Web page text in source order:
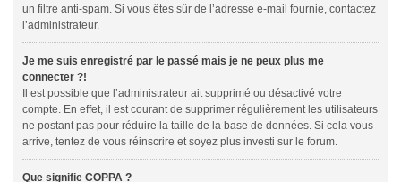
un filtre anti-spam. Si vous êtes sûr de l’adresse e-mail fournie, contactez
l’administrateur.
Je me suis enregistré par le passé mais je ne peux plus me
connecter ?!
Il est possible que l’administrateur ait supprimé ou désactivé votre
compte. En effet, il est courant de supprimer régulièrement les utilisateurs
ne postant pas pour réduire la taille de la base de données. Si cela vous
arrive, tentez de vous réinscrire et soyez plus investi sur le forum.
Que signifie COPPA ?